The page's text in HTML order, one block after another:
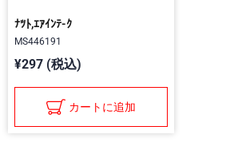
ﾅﾂﾄ,ｴｱｲﾝﾃ-ｸ
MS446191
¥297 (税込)
カートに追加